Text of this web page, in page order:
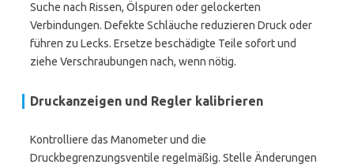
Suche nach Rissen, Ölspuren oder gelockerten
Verbindungen. Defekte Schläuche reduzieren Druck oder
führen zu Lecks. Ersetze beschädigte Teile sofort und
ziehe Verschraubungen nach, wenn nötig.
Druckanzeigen und Regler kalibrieren
Kontrolliere das Manometer und die
Druckbegrenzungsventile regelmäßig. Stelle Änderungen